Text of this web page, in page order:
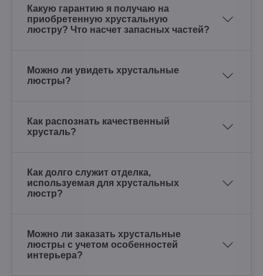
Какую гарантию я получаю на
приобретенную хрустальную
люстру? Что насчет запасных частей?
Можно ли увидеть хрустальные
люстры?
Как распознать качественный
хрусталь?
Как долго служит отделка,
используемая для хрустальных
люстр?
Можно ли заказать хрустальные
люстры с учетом особенностей
интерьера?